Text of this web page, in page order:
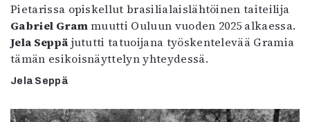
Pietarissa opiskellut brasilialaislähtöinen taiteilija
Gabriel Grammuutti Ouluun vuoden 2025 alkaessa.
Jela Seppä jututti tatuoijana työskentelevää Gramia
tämän esikoisnäyttelyn yhteydessä.
Jela Seppä